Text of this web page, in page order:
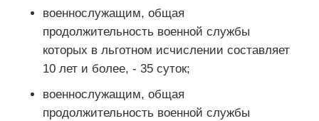
военнослужащим, общая
продолжительность военной службы
которых в льготном исчислении составляет
10 лет и более, - 35 суток;
военнослужащим, общая
продолжительность военной службы